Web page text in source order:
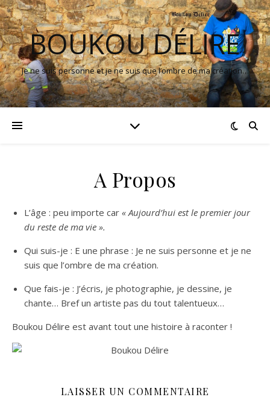
BOUKOU DÉLIRE
Je ne suis personne et je ne suis que l’ombre de ma création…
A Propos
L’âge : peu importe car « Aujourd’hui est le premier jour
du reste de ma vie ».
Qui suis-je : E une phrase : Je ne suis personne et je ne
suis que l’ombre de ma création.
Que fais-je : J’écris, je photographie, je dessine, je
chante… Bref un artiste pas du tout talentueux…
Boukou Délire est avant tout une histoire à raconter !
LAISSER UN COMMENTAIRE